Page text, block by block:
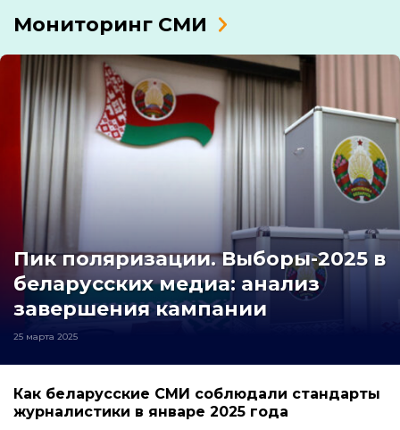
Мониторинг СМИ
Пик поляризации. Выборы-2025 в
беларусских медиа: анализ
завершения кампании
25 марта 2025
Как беларусские СМИ соблюдали стандарты
журналистики в январе 2025 года